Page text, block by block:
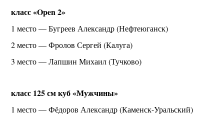
класс «Open 2»
1 место — Бугреев Александр (Нефтеюганск)
2 место — Фролов Сергей (Калуга)
3 место — Лапшин Михаил (Тучково)
класс 125 см куб «Мужчины»
1 место — Фёдоров Александр (Каменск-Уральский)